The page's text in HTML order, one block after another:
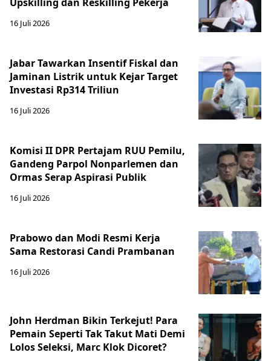
16 Juli 2026
Jabar Tawarkan Insentif Fiskal dan
Jaminan Listrik untuk Kejar Target
Investasi Rp314 Triliun
16 Juli 2026
Komisi II DPR Pertajam RUU Pemilu,
Gandeng Parpol Nonparlemen dan
Ormas Serap Aspirasi Publik
16 Juli 2026
Prabowo dan Modi Resmi Kerja
Sama Restorasi Candi Prambanan
16 Juli 2026
John Herdman Bikin Terkejut! Para
Pemain Seperti Tak Takut Mati Demi
Lolos Seleksi, Marc Klok Dicoret?